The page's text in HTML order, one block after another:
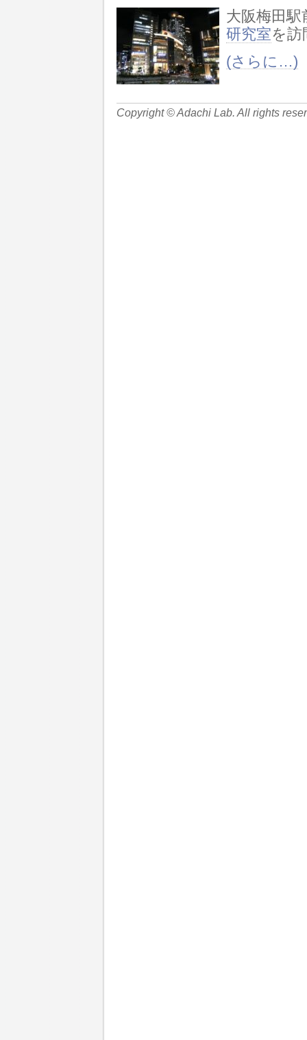
大阪梅田
研究室を訪
(さらに…)
Copyright © Adachi Lab. All rights